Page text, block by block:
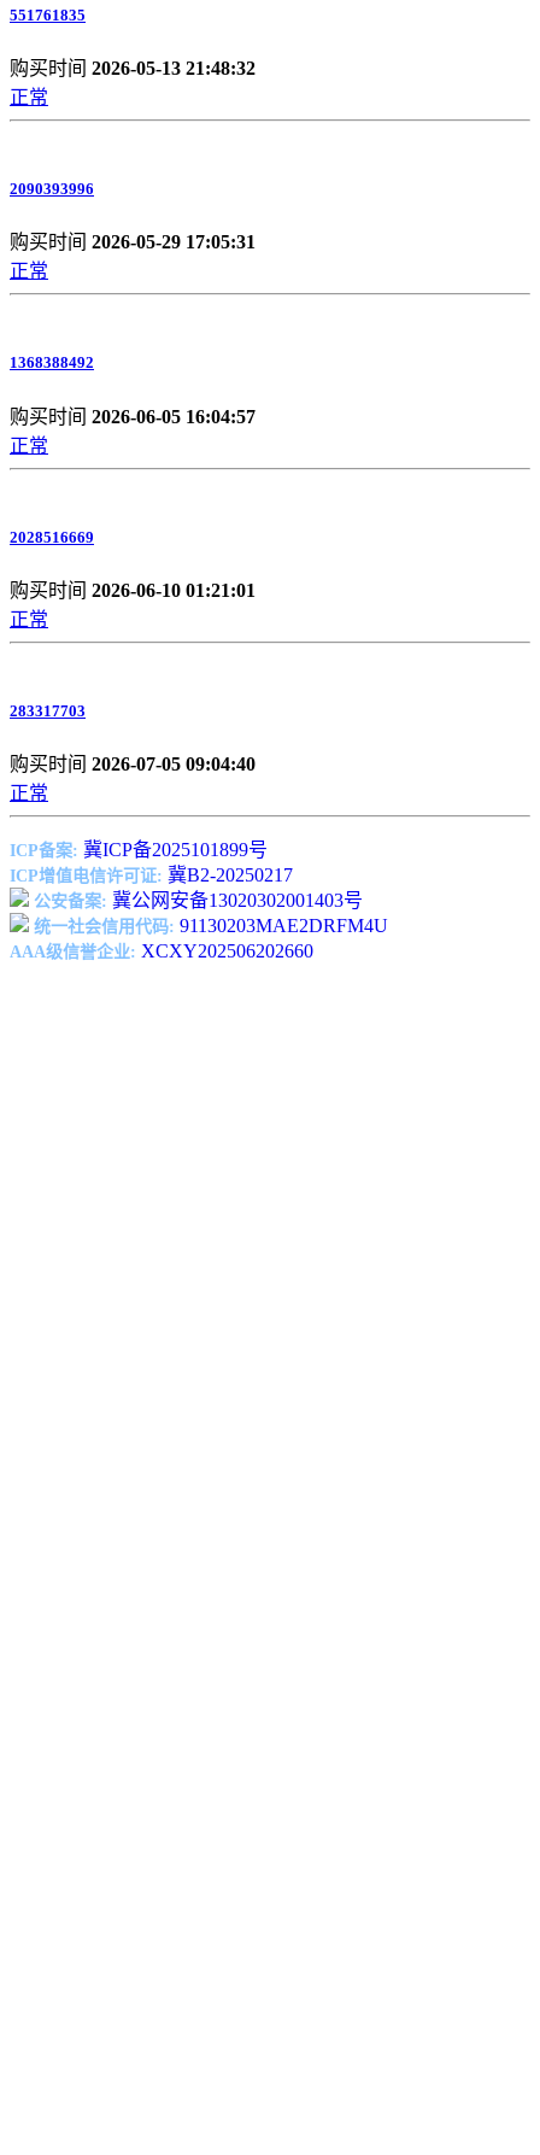
551761835
购买时间 2026-05-13 21:48:32
正常
2090393996
购买时间 2026-05-29 17:05:31
正常
1368388492
购买时间 2026-06-05 16:04:57
正常
2028516669
购买时间 2026-06-10 01:21:01
正常
283317703
购买时间 2026-07-05 09:04:40
正常
ICP备案: 冀ICP备2025101899号
ICP增值电信许可证: 冀B2-20250217
公安备案: 冀公网安备13020302001403号
统一社会信用代码: 91130203MAE2DRFM4U
AAA级信誉企业: XCXY202506202660